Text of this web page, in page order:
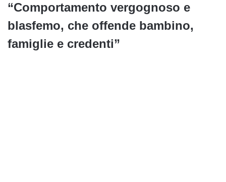
“Comportamento vergognoso e
blasfemo, che offende bambino,
famiglie e credenti”